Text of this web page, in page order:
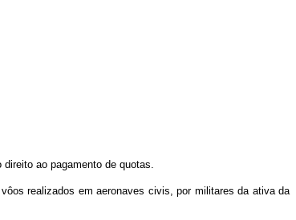
ao pagamento de quotas.
realizados em aeronaves civis, por militares da ativa da